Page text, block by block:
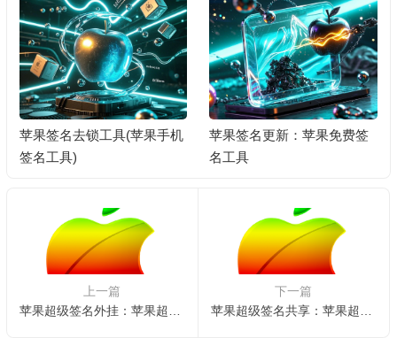
苹果签名去锁工具(苹果手机
签名工具)
苹果签名更新：苹果免费签
名工具
上一篇
下一篇